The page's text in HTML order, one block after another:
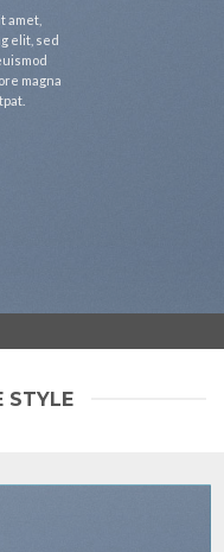
amet,
elit, sed
magna
STYLE